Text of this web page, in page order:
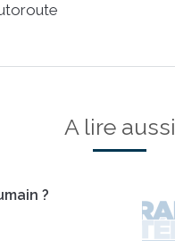
A lire aussi
?